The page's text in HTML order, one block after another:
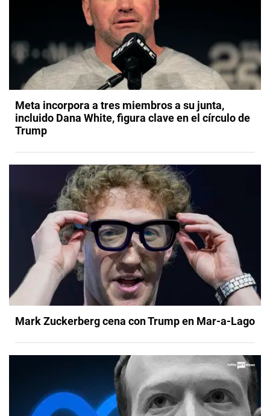
Meta incorpora a tres miembros a su junta,
incluido Dana White, figura clave en el círculo de
Trump
Mark Zuckerberg cena con Trump en Mar-a-Lago